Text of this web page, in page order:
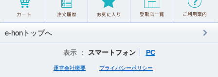
e-honトップへ
表示 ： スマートフォン PC
運営会社概要 プライバシーポリシー